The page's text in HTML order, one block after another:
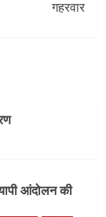
गहरवार
आंदोलन की